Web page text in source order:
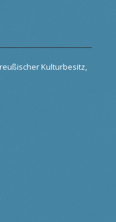
Kulturbesitz,